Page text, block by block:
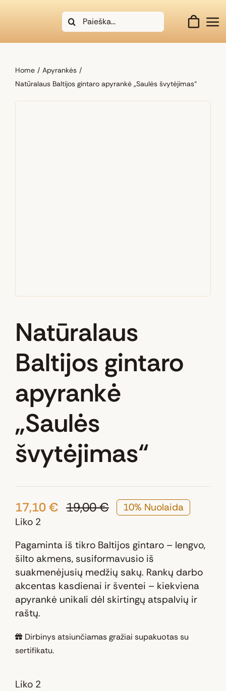
Search
for:
Home
Apyrankės
Natūralaus Baltijos gintaro apyrankė „Saulės švytėjimas“
Natūralaus
Baltijos gintaro
apyrankė
„Saulės
švytėjimas“
19,00€Original
was:
19,00 €.
17,10€
Current
is:
17,10 €.
10% Nuolaida
Liko 2
Pagaminta iš tikro Baltijos gintaro – lengvo,
šilto akmens, susiformavusio iš
suakmenėjusių medžių sakų. Rankų darbo
akcentas kasdienai ir šventei – kiekviena
apyrankė unikali dėl skirtingų atspalvių ir
raštų.
Dirbinys atsiunčiamas gražiai supakuotas su
sertifikatu.
Liko 2